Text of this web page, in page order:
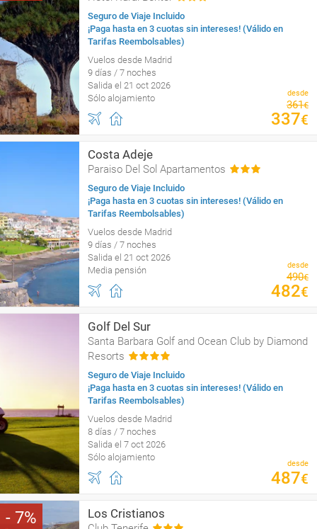
Seguro de Viaje Incluido
¡Paga hasta en 3 cuotas sin intereses! (Válido en
Tarifas Reembolsables)
Vuelos desde Madrid
9 días / 7 noches
Salida el 21 oct 2026
Sólo alojamiento
desde
361€
337€
Costa Adeje
Paraiso Del Sol Apartamentos
Seguro de Viaje Incluido
¡Paga hasta en 3 cuotas sin intereses! (Válido en
Tarifas Reembolsables)
Vuelos desde Madrid
9 días / 7 noches
Salida el 21 oct 2026
Media pensión
desde
490€
482€
Golf Del Sur
Santa Barbara Golf and Ocean Club by Diamond
Resorts
Seguro de Viaje Incluido
¡Paga hasta en 3 cuotas sin intereses! (Válido en
Tarifas Reembolsables)
Vuelos desde Madrid
8 días / 7 noches
Salida el 7 oct 2026
Sólo alojamiento
desde
487€
7 Los Cristianos